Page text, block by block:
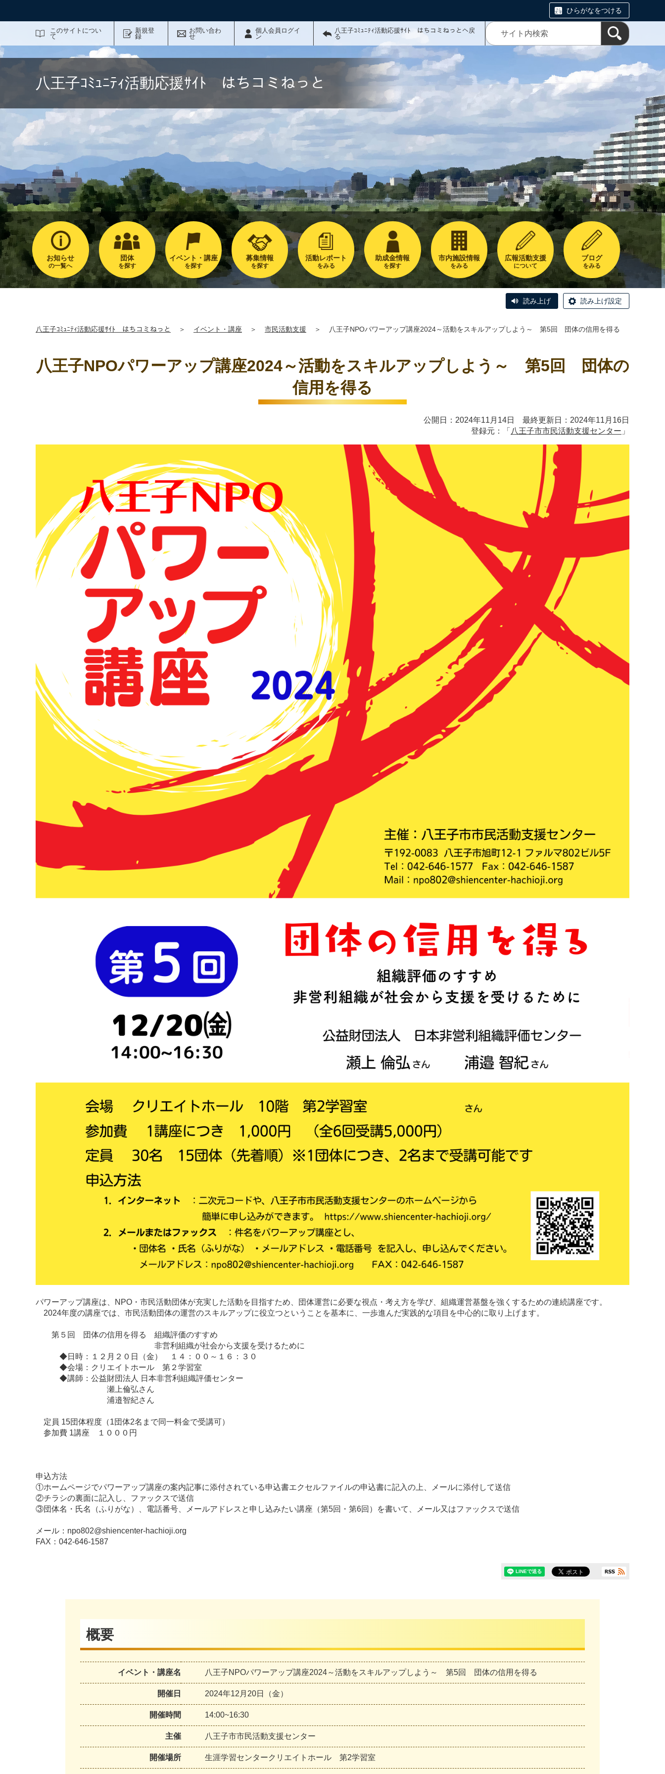
ひらがなをつける
このサイトについ
て
新規登
録
お問い合わ
せ
個人会員ログイ
ン
八王子ｺﾐｭﾆﾃｨ活動応援ｻｲﾄ はちコミねっとへ戻
る
八王子ｺﾐｭﾆﾃｨ活動応援ｻｲﾄ はちコミねっと
お知らせ
の一覧へ
団体
を探す
イベント・講座
を探す
募集情報
を探す
活動レポート
をみる
助成金情報
を探す
市内施設情報
をみる
広報活動支援
について
ブログ
をみる
読み上げ 読み上げ設定
八王子ｺﾐｭﾆﾃｨ活動応援ｻｲﾄ はちコミねっと ＞ イベント・講座 ＞ 市民活動支援 ＞ 八王子NPOパワーアップ講座2024～活動をスキルアップしよう～ 第5回 団体の信用を得る
八王子NPOパワーアップ講座2024～活動をスキルアップしよう～ 第5回 団体の
信用を得る
公開日：2024年11月14日 最終更新日：2024年11月16日
登録元：「 八王子市市民活動支援センター 」
パワーアップ講座は、NPO・市民活動団体が充実した活動を目指すため、団体運営に必要な視点・考え方を学び、組織運営基盤を強くするための連続講座です。
2024年度の講座では、市民活動団体の運営のスキルアップに役立つということを基本に、一歩進んだ実践的な項目を中心的に取り上げます。
第５回 団体の信用を得る 組織評価のすすめ
非営利組織が社会から支援を受けるために
◆日時：１２月２０日（金） １４：００～１６：３０
◆会場：クリエイトホール 第２学習室
◆講師：公益財団法人 日本非営利組織評価センター
瀬上倫弘さん
浦邉智紀さん
定員 15団体程度（1団体2名まで同一料金で受講可）
参加費 1講座 １０００円
申込方法
①ホームページでパワーアップ講座の案内記事に添付されている申込書エクセルファイルの申込書に記入の上、メールに添付して送信
②チラシの裏面に記入し、ファックスで送信
③団体名・氏名（ふりがな）、電話番号、メールアドレスと申し込みたい講座（第5回・第6回）を書いて、メール又はファックスで送信
メール：npo802@shiencenter-hachioji.org
FAX：042-646-1587
概要
イベント・講座名 八王子NPOパワーアップ講座2024～活動をスキルアップしよう～ 第5回 団体の信用を得る
開催日 2024年12月20日（金）
開催時間 14:00~16:30
主催 八王子市市民活動支援センター
開催場所 生涯学習センタークリエイトホール 第2学習室